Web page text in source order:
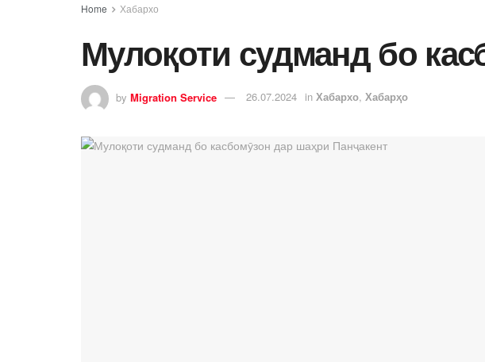
Home Хабархо
Мулоқоти судманд бо
by Migration Service 26.07.2024 in Хабархо, Хабарҳо